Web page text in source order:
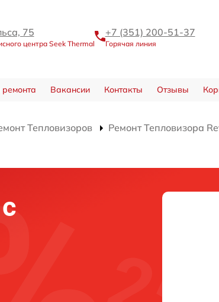
75
центра Seek Thermal
+7 (351) 200-51-37
Горячая линия
Вакансии Контакты Отзывы
Тепловизоров
Ремонт Тепловизора